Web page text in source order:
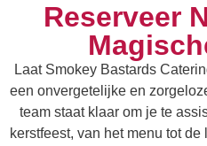
Reserveer
Laat Smokey Bastards
een onvergetelijke en
team staat klaar om je te
kerstfeest, van het menu tot